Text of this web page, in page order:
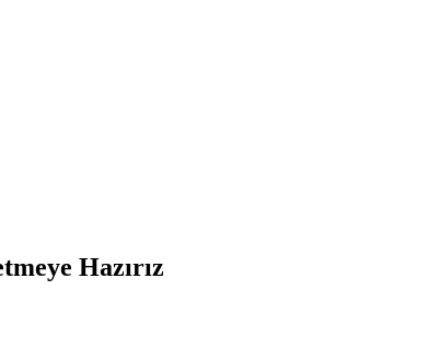
Hazırız